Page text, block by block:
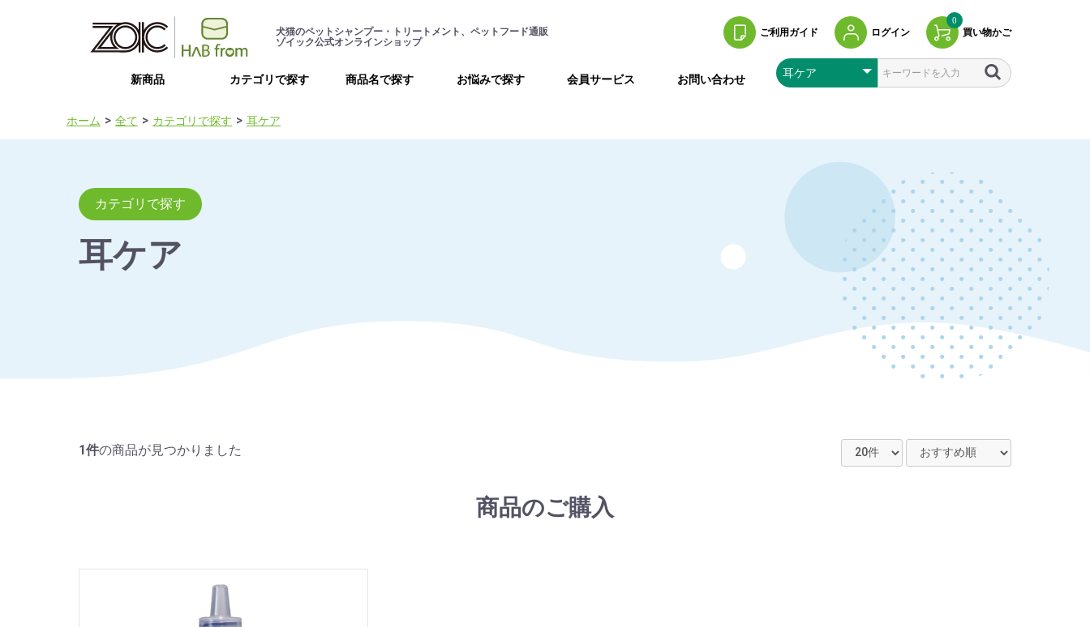
犬猫のペットシャンプー・トリートメント、ペットフード通販
ゾイック公式オンラインショップ
ご利用ガイド ログイン
0
買い物かご
新商品 カテゴリで探す 商品名で探す お悩みで探す 会員サービス お問い合わせ
ホーム 全て カテゴリで探す 耳ケア
カテゴリで探す
耳ケア
1件の商品が見つかりました
商品のご購入